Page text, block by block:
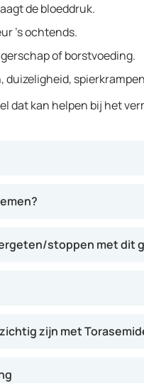
de bloeddruk.
’s ochtends.
of borstvoeding.
duizeligheid,
dat kan helpen bij het
stoppen met dit
zijn met